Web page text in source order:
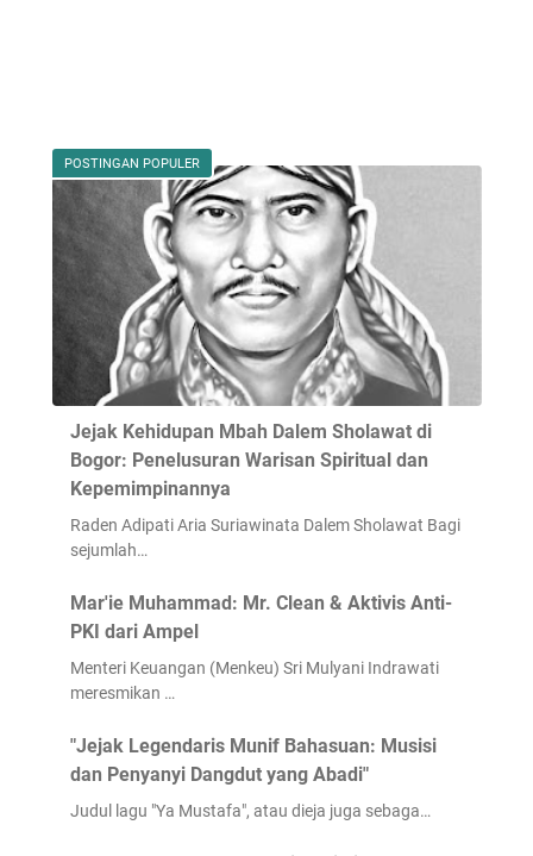
POSTINGAN POPULER
Jejak Kehidupan Mbah Dalem Sholawat di
Bogor: Penelusuran Warisan Spiritual dan
Kepemimpinannya
Raden Adipati Aria Suriawinata Dalem Sholawat Bagi
sejumlah…
Mar'ie Muhammad: Mr. Clean & Aktivis Anti-
PKI dari Ampel
Menteri Keuangan (Menkeu) Sri Mulyani Indrawati
meresmikan …
"Jejak Legendaris Munif Bahasuan: Musisi
dan Penyanyi Dangdut yang Abadi"
Judul lagu "Ya Mustafa", atau dieja juga sebaga…